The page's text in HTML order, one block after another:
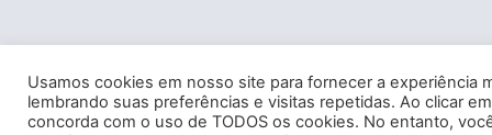
Usamos cookies em nosso site para fornecer a experiência
lembrando suas preferências e visitas repetidas. Ao clicar
concorda com o uso de TODOS os cookies. No entanto,